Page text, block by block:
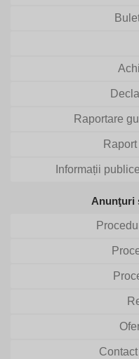
Raportare
Informații
Anunţuri